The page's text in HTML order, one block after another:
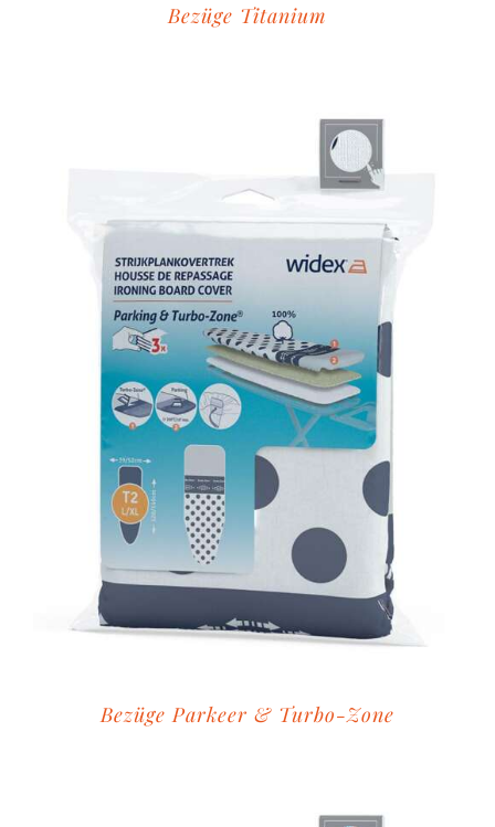
Bezüge Titanium
Bezüge Parkeer & Turbo-Zone